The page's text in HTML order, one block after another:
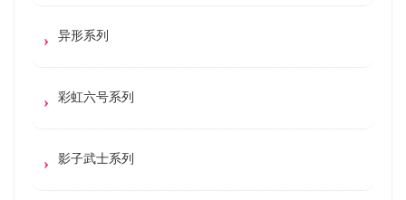
异形系列
彩虹六号系列
影子武士系列